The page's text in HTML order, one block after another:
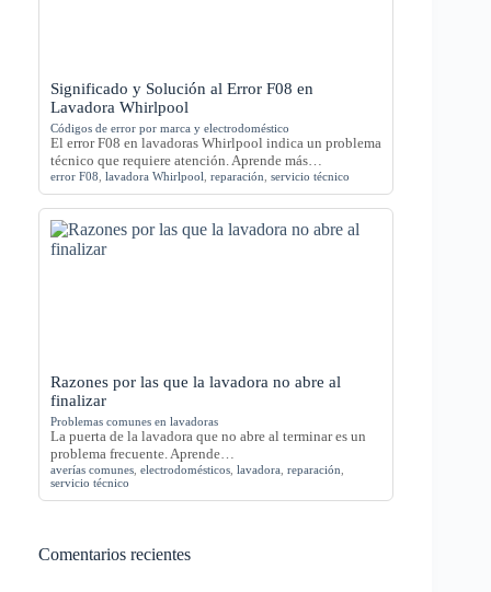
Significado y Solución al Error F08 en
Lavadora Whirlpool
Códigos de error por marca y electrodoméstico
El error F08 en lavadoras Whirlpool indica un problema
técnico que requiere atención. Aprende más…
error F08 lavadora Whirlpool reparación servicio técnico
Razones por las que la lavadora no abre al
finalizar
Problemas comunes en lavadoras
La puerta de la lavadora que no abre al terminar es un
problema frecuente. Aprende…
averías comunes electrodomésticos lavadora reparación
servicio técnico
Comentarios recientes